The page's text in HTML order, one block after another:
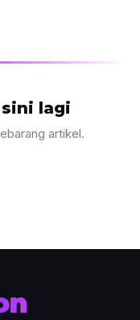
lagi
artikel.